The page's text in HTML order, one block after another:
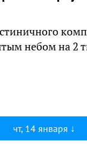
небом на 2
чт, 14 января